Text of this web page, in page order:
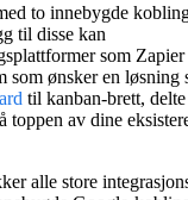
to innebygde
til disse kan
som
som ønsker en løsning
til kanban-brett,
toppen av dine
alle store